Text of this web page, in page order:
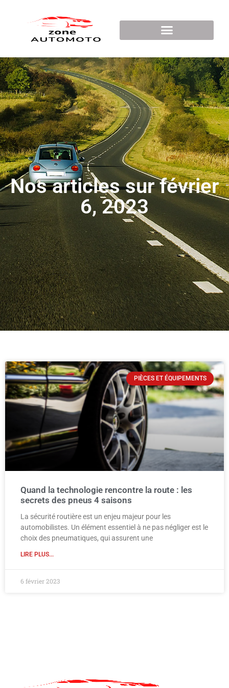
Nos articles sur février
6, 2023
PIÈCES ET ÉQUIPEMENTS
Quand la technologie rencontre la route : les
secrets des pneus 4 saisons
La sécurité routière est un enjeu majeur pour les
automobilistes. Un élément essentiel à ne pas négliger est le
choix des pneumatiques, qui assurent une
LIRE PLUS...
6 février 2023